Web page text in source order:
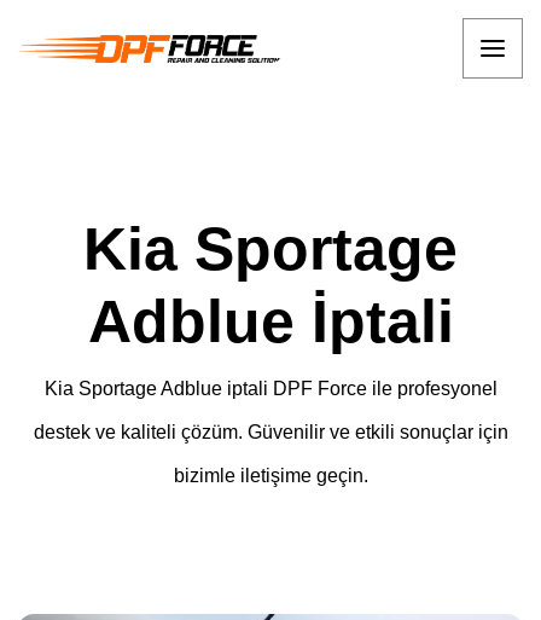
Kia Sportage
Adblue İptali
Kia Sportage Adblue iptali DPF Force ile profesyonel
destek ve kaliteli çözüm. Güvenilir ve etkili sonuçlar için
bizimle iletişime geçin.